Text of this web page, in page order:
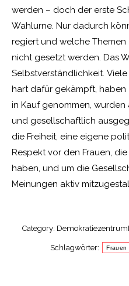
werden – doch der erste
Wahlurne. Nur dadurch
regiert und welche
nicht gesetzt werden. Das
Selbstverständlichkeit.
hart dafür gekämpft,
in Kauf genommen,
und gesellschaftlich
die Freiheit, eine eigene
Respekt vor den Frauen,
haben, und um die
Meinungen aktiv
Category:
Schlagwörter: Frauen